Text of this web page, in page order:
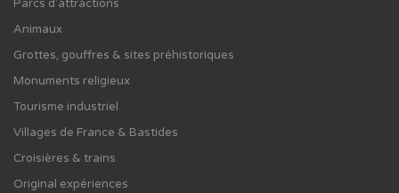
Parcs d'attractions
Animaux
Grottes, gouffres & sites préhistoriques
Monuments religieux
Tourisme industriel
Villages de France & Bastides
Croisières & trains
Original expériences